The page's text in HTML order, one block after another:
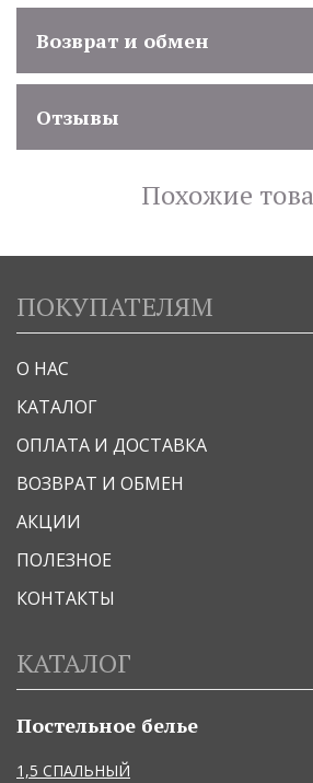
Возврат и обмен
Отзывы
Похожие
ПОКУПАТЕЛЯМ
О НАС
КАТАЛОГ
ОПЛАТА И ДОСТАВКА
ВОЗВРАТ И ОБМЕН
АКЦИИ
ПОЛЕЗНОЕ
КОНТАКТЫ
КАТАЛОГ
Постельное белье
1,5 СПАЛЬНЫЙ